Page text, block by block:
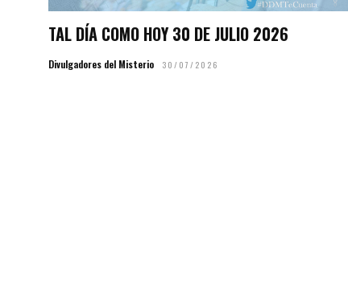
TAL DÍA COMO HOY 30 DE JULIO 2026
Divulgadores del Misterio 30/07/2026